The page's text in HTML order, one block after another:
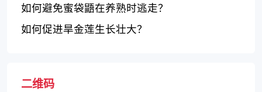
如何避免蜜袋鼯在养熟时逃走？
如何促进旱金莲生长壮大？
二维码